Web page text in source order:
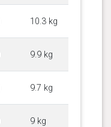
10.3 kg
9.9 kg
9.7 kg
9 kg